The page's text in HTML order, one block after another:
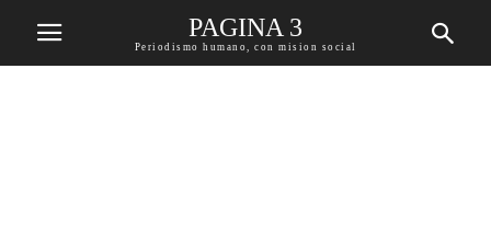
PAGINA 3
Periodismo humano, con mision social